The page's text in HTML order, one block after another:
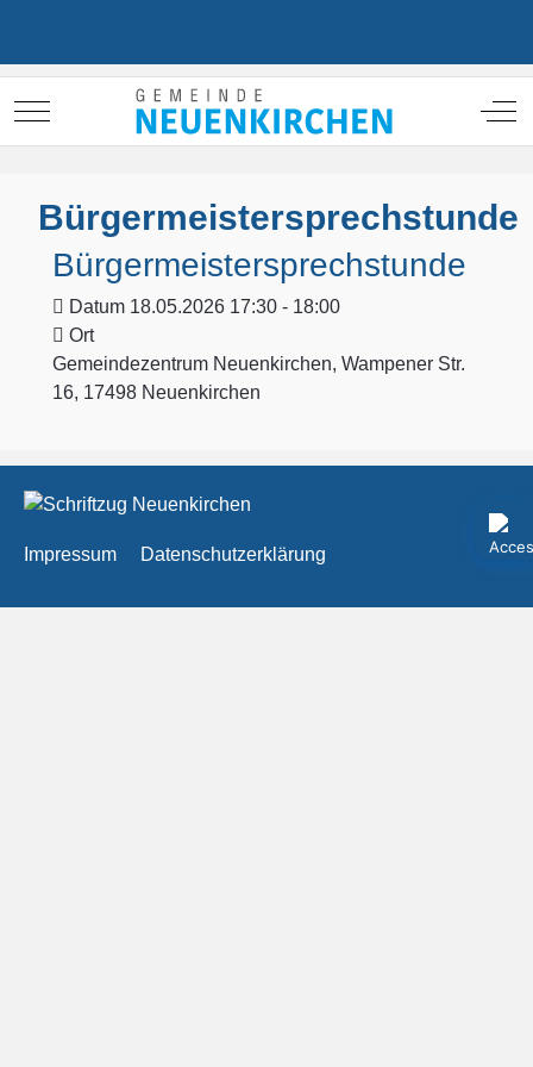
Mobile Menu Toggle Off-
Bürgermeistersprechstunde
Bürgermeistersprechstunde
Datum 18.05.2026 17:30 - 18:00
Ort
Gemeindezentrum Neuenkirchen, Wampener Str.
16, 17498 Neuenkirchen
Impressum Datenschutzerklärung